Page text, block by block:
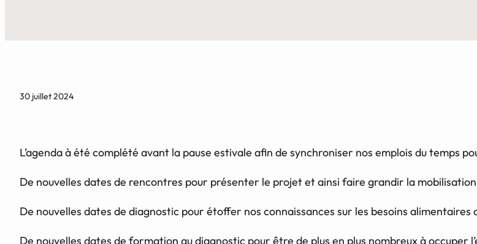
30 juillet 2024
L’agenda à été complété avant la pause estivale afin de synchroniser nos emplois du temps
De nouvelles dates de rencontres pour présenter le projet et ainsi faire grandir la
De nouvelles dates de diagnostic pour étoffer nos connaissances sur les besoins
De nouvelles dates de formation au diagnostic pour être de plus en plus nombreux à occuper